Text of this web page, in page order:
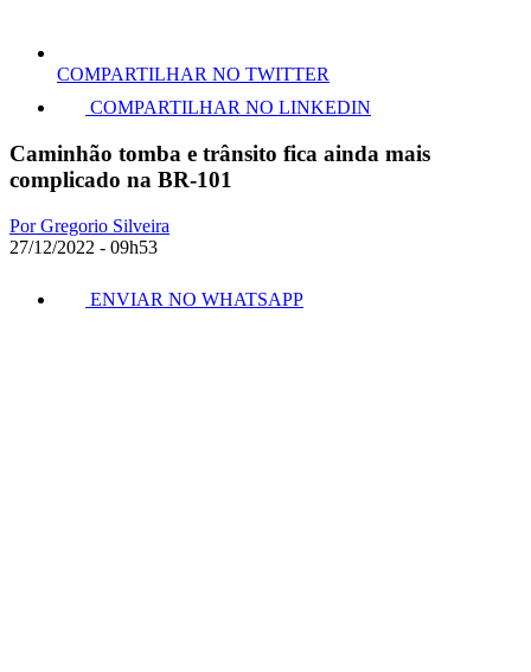
COMPARTILHAR NO TWITTER
COMPARTILHAR NO LINKEDIN
Caminhão tomba e trânsito fica ainda mais
complicado na BR-101
Por Gregorio Silveira
27/12/2022 - 09h53
ENVIAR NO WHATSAPP